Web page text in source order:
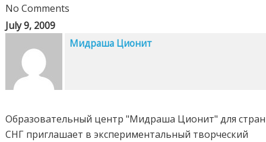
No Comments
July 9, 2009
Мидраша Ционит
Образовательный центр "Мидраша Ционит" для стран
СНГ приглашает в экспериментальный творческий